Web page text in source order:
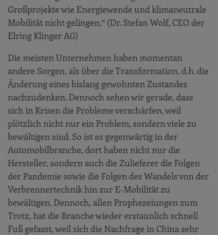
Großprojekte wie Energiewende und klimaneutrale
Mobilität nicht gelingen.“ (Dr. Stefan Wolf, CEO der
Elring Klinger AG)
Die meisten Unternehmen haben momentan
andere Sorgen, als über die Transformation, d.h. die
Änderung eines bislang gewohnten Zustandes
nachzudenken. Dennoch sehen wir gerade, dass
sich in Krisen die Probleme verschärfen, weil
plötzlich nicht nur ein Problem, sondern viele zu
bewältigen sind. So ist es gegenwärtig in der
Automobilbranche, dort haben nicht nur die
Hersteller, sondern auch die Zulieferer die Folgen
der Pandemie sowie die Folgen des Wandels von der
Verbrennertechnik hin zur E-Mobilität zu
bewältigen. Dennoch, allen Prophezeiungen zum
Trotz, hat die Branche wieder erstaunlich schnell
Fuß gefasst, weil sich die Nachfrage in China sehr